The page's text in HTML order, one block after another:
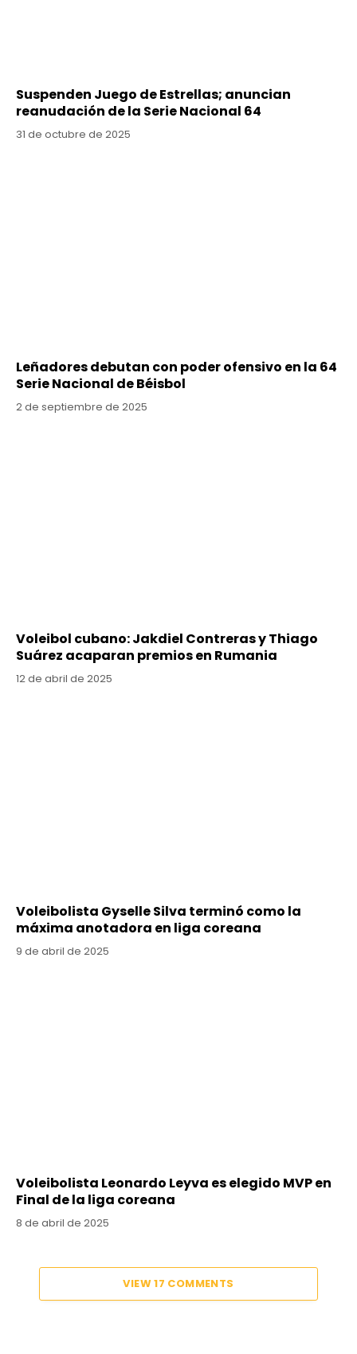
Suspenden Juego de Estrellas; anuncian
reanudación de la Serie Nacional 64
31 de octubre de 2025
Leñadores debutan con poder ofensivo en la 64
Serie Nacional de Béisbol
2 de septiembre de 2025
Voleibol cubano: Jakdiel Contreras y Thiago
Suárez acaparan premios en Rumania
12 de abril de 2025
Voleibolista Gyselle Silva terminó como la
máxima anotadora en liga coreana
9 de abril de 2025
Voleibolista Leonardo Leyva es elegido MVP en
Final de la liga coreana
8 de abril de 2025
VIEW 17 COMMENTS